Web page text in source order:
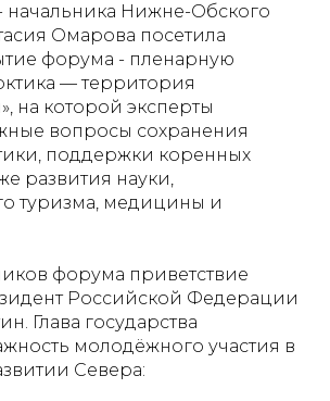
начальника Нижне-Обского
Омарова посетила
форума - пленарную
— территория
на которой эксперты
вопросы сохранения
поддержки коренных
развития науки,
туризма, медицины и
форума приветствие
Российской Федерации
Глава государства
молодёжного участия в
Севера: